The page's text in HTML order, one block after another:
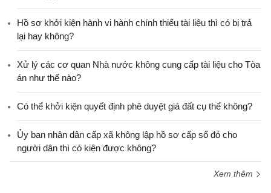
Hồ sơ khởi kiện hành vi hành chính thiếu tài liệu thì có bị trả
lại hay không?
Xử lý các cơ quan Nhà nước không cung cấp tài liệu cho Tòa
án như thế nào?
Có thể khởi kiện quyết định phê duyệt giá đất cụ thể không?
Ủy ban nhân dân cấp xã không lập hồ sơ cấp sổ đỏ cho
người dân thì có kiện được không?
Xem thêm